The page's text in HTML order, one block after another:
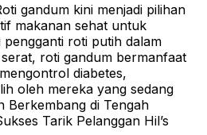
gandum kini menjadi pilihan
makanan sehat untuk
roti putih dalam
roti gandum bermanfaat
diabetes,
oleh mereka yang sedang
Berkembang di Tengah
Tarik Pelanggan Hil’s